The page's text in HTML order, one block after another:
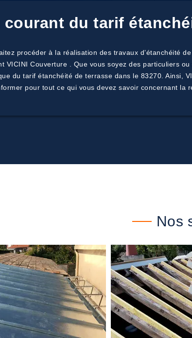
courant du tarif
procéder à la réalisation des travaux d’étanchéité
VICINI Couverture . Que vous soyez des particuliers
du tarif étanchéité de terrasse dans le 83270. Ainsi,
pour tout ce qui vous devez savoir concernant
Nos